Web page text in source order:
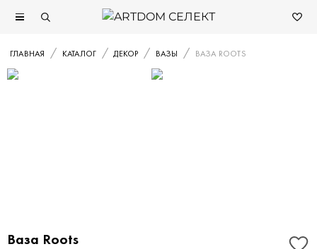
ГЛАВНАЯ КАТАЛОГ ДЕКОР ВАЗЫ ВАЗА ROOTS
Ваза Roots